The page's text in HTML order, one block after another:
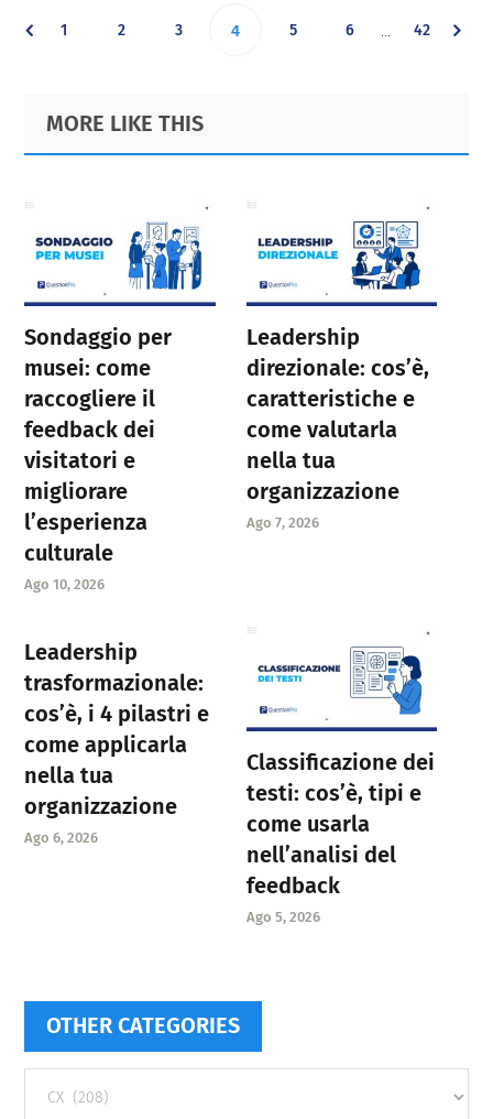
Go
page
1 Go
page
2 Go
page
3 Go
4 Go
5 Go
6
pagesGo
42
Primary
Sidebar
Footer
MORE LIKE THIS
Sondaggio per
musei: come
raccogliere il
feedback dei
visitatori e
migliorare
l’esperienza
culturale
Ago 10, 2026
Leadership
direzionale: cos’è,
caratteristiche e
come valutarla
nella tua
organizzazione
Ago 7, 2026
Leadership
trasformazionale:
cos’è, i 4 pilastri e
come applicarla
nella tua
organizzazione
Ago 6, 2026
Classificazione dei
testi: cos’è, tipi e
come usarla
nell’analisi del
feedback
Ago 5, 2026
OTHER CATEGORIES
categories